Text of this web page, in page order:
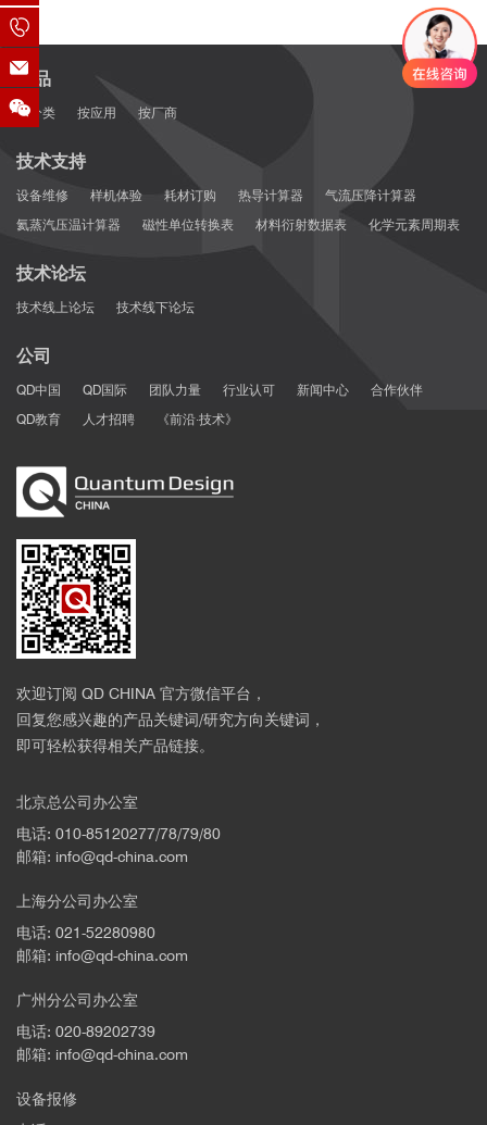
产品
按分类 按应用 按厂商
技术支持
设备维修 样机体验 耗材订购 热导计算器
气流压降计算器
氦蒸汽压温计算器
磁性单位转换表 材料衍射数据表 化学元素周期表
技术论坛
技术线上论坛 技术线下论坛
公司
QD中国 QD国际 团队力量 行业认可 新闻中心
合作伙伴
QD教育
人才招聘 《前沿·技术》
欢迎订阅 QD CHINA 官方微信平台，
回复您感兴趣的产品关键词/研究方向关键词，
即可轻松获得相关产品链接。
北京总公司办公室
电话: 010-85120277/78/79/80
邮箱: info@qd-china.com
上海分公司办公室
电话: 021-52280980
邮箱: info@qd-china.com
广州分公司办公室
电话: 020-89202739
邮箱: info@qd-china.com
设备报修